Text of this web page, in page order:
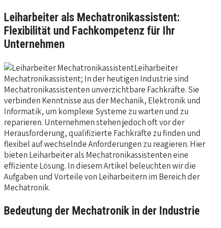
Leiharbeiter als Mechatronikassistent:
Flexibilität und Fachkompetenz für Ihr
Unternehmen
Leiharbeiter
Mechatronikassistent; In der heutigen Industrie sind
Mechatronikassistenten unverzichtbare Fachkräfte. Sie
verbinden Kenntnisse aus der Mechanik, Elektronik und
Informatik, um komplexe Systeme zu warten und zu
reparieren. Unternehmen stehen jedoch oft vor der
Herausforderung, qualifizierte Fachkräfte zu finden und
flexibel auf wechselnde Anforderungen zu reagieren. Hier
bieten Leiharbeiter als Mechatronikassistenten eine
effiziente Lösung. In diesem Artikel beleuchten wir die
Aufgaben und Vorteile von Leiharbeitern im Bereich der
Mechatronik.
Bedeutung der Mechatronik in der Industrie